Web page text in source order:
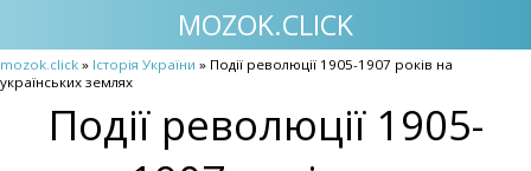
MOZOK.CLICK
mozok.click » Історія України » Події революції 1905-1907 років на
українських землях
Події революції 1905-